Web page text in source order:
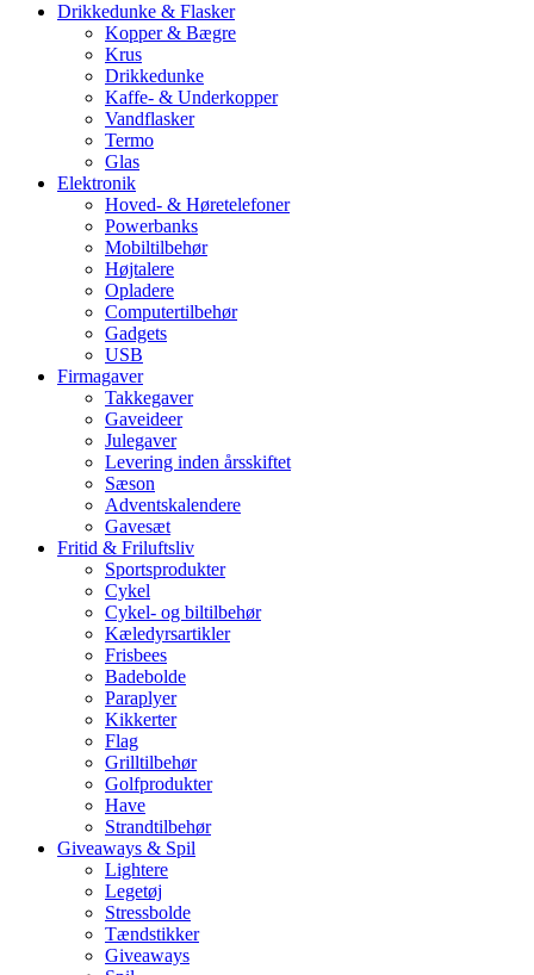
Drikkedunke & Flasker
Kopper & Bægre
Krus
Drikkedunke
Kaffe- & Underkopper
Vandflasker
Termo
Glas
Elektronik
Hoved- & Høretelefoner
Powerbanks
Mobiltilbehør
Højtalere
Opladere
Computertilbehør
Gadgets
USB
Firmagaver
Takkegaver
Gaveideer
Julegaver
Levering inden årsskiftet
Sæson
Adventskalendere
Gavesæt
Fritid & Friluftsliv
Sportsprodukter
Cykel
Cykel- og biltilbehør
Kæledyrsartikler
Frisbees
Badebolde
Paraplyer
Kikkerter
Flag
Grilltilbehør
Golfprodukter
Have
Strandtilbehør
Giveaways & Spil
Lightere
Legetøj
Stressbolde
Tændstikker
Giveaways